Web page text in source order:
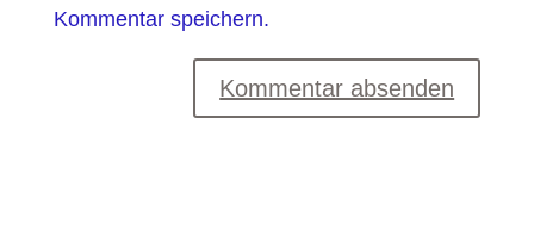
Kommentar speichern.